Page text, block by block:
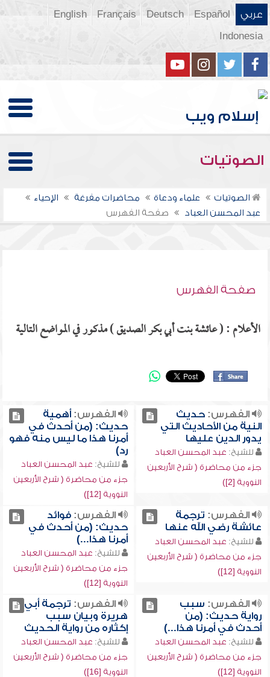
عربي Español
Deutsch
Français
English
Indonesia
الصوتيات
الصوتيات علماء ودعاة محاضرات مفرغة
الإحياء
عبد المحسن العباد
صفحة الفهرس
صفحة الفهرس
الأعلام : ( عائشة بنت أبي بكر الصديق ) مذكور في المواضع التالية
الفهرس:حديث
النية من الأحاديث التي
يدور الدين عليها
للشيخ: عبد المحسن العباد
جزء من محاضرة ( شرح الأربعين
النووية [2])
الفهرس:أهمية
حديث: (من أحدث في
أمرنا هذا ما ليس منه فهو
رد)
للشيخ: عبد المحسن العباد
جزء من محاضرة ( شرح الأربعين
النووية [12])
الفهرس: ترجمة
عائشة رضي الله عنها
للشيخ: عبد المحسن العباد
جزء من محاضرة ( شرح الأربعين
النووية [12])
الفهرس:فوائد
حديث: (من أحدث في
أمرنا هذا...)
للشيخ: عبد المحسن العباد
جزء من محاضرة ( شرح الأربعين
النووية [12])
الفهرس: سبب
رواية حديث: (من
أحدث في أمرنا هذا...)
للشيخ: عبد المحسن العباد
جزء من محاضرة ( شرح الأربعين
النووية [12])
الفهرس: ترجمة أبي
هريرة وبيان سبب
إكثاره من رواية الحديث
للشيخ: عبد المحسن العباد
جزء من محاضرة ( شرح الأربعين
النووية [16])